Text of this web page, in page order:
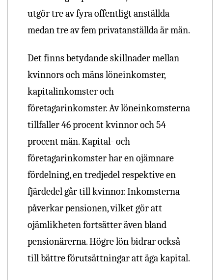
utgör tre av fyra offentligt anställda
medan tre av fem privatanställda är män.
Det finns betydande skillnader mellan
kvinnors och mäns löneinkomster,
kapitalinkomster och
företagarinkomster. Av löneinkomsterna
tillfaller 46 procent kvinnor och 54
procent män. Kapital- och
företagarinkomster har en ojämnare
fördelning, en tredjedel respektive en
fjärdedel går till kvinnor.Inkomsterna
påverkar pensionen, vilket gör att
ojämlikheten fortsätter även bland
pensionärerna. Högre lön bidrar också
till bättre förutsättningar att äga kapital.